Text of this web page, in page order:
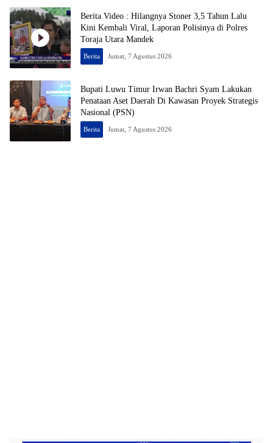
Berita Video : Hilangnya Stoner 3,5 Tahun Lalu
Kini Kembali Viral, Laporan Polisinya di Polres
Toraja Utara Mandek
Berita Jumat, 7 Agustus 2026
Bupati Luwu Timur Irwan Bachri Syam Lakukan
Penataan Aset Daerah Di Kawasan Proyek Strategis
Nasional (PSN)
Berita Jumat, 7 Agustus 2026